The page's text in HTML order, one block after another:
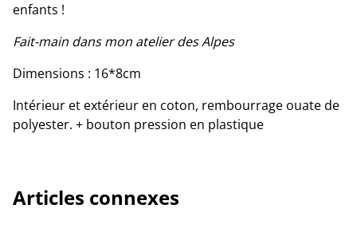
enfants !
Fait-main dans mon atelier des Alpes
Dimensions : 16*8cm
Intérieur et extérieur en coton, rembourrage ouate de
polyester. + bouton pression en plastique
Articles connexes